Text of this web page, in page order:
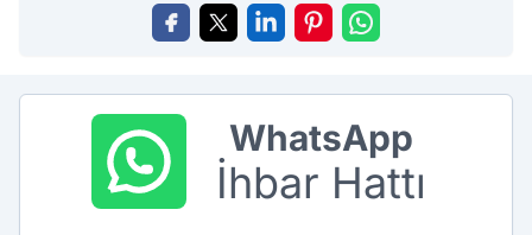
WhatsApp
İhbar Hattı